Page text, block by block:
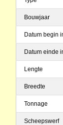
Bouwjaar
Datum begin
Datum einde
Lengte
Breedte
Tonnage
Scheepswerf